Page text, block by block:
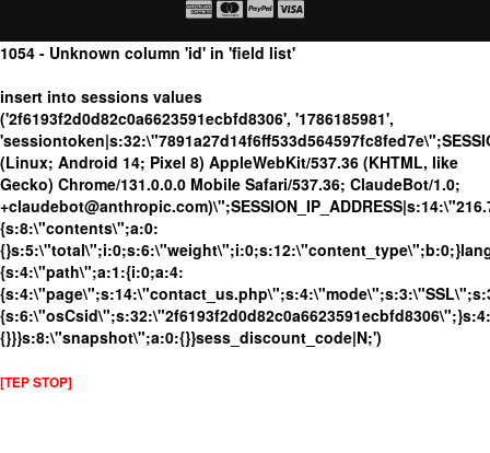
1054 - Unknown column 'id' in 'field list'
insert into sessions values
('2f6193f2d0d82c0a6623591ecbfd8306', '1786185981',
(Linux; Android 14; Pixel 8) AppleWebKit/537.36 (KHTML, like
Gecko) Chrome/131.0.0.0 Mobile Safari/537.36; ClaudeBot/1.0;
{s:8:\"contents\";a:0:
{s:4:\"path\";a:1:{i:0;a:4:
{}}}s:8:\"snapshot\";a:0:{}}sess_discount_code|N;')
[TEP STOP]